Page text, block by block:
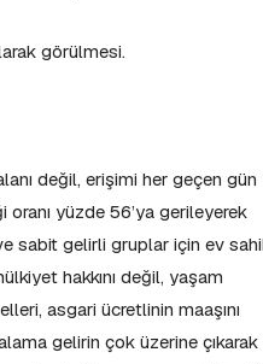
görülmesi.
değil, erişimi her geçen gün
yüzde 56’ya gerileyerek
sabit gelirli gruplar için ev
hakkını değil, yaşam
asgari ücretlinin maaşını
gelirin çok üzerine çıkarak